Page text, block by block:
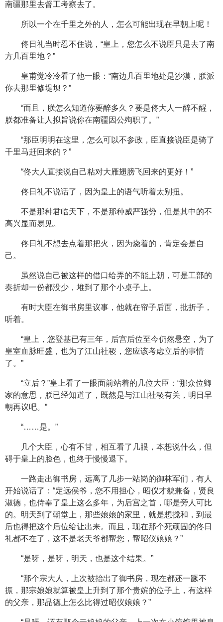
南疆那里去督工考察去了。
所以一个在千里之外的人，怎么可能出现在早朝上呢！
佟日礼当时忍不住说，“皇上，您怎么不说臣只是去了南
方几百里地？”
皇甫觉冷冷看了他一眼：“南边几百里地处是沙漠，朕派
你去那里修堤坝？”
“而且，朕怎么知道你要醉多久？要是佟大人一醉不醒，
朕都准备让人拟旨说你在南疆因公殉职了。”
“那臣明明在这里，怎么可以不参政，臣直接说臣是骑了
千里马赶回来的？”
“佟大人直接说自己粘对大雁翅膀飞回来的更好！”
佟日礼不说话了，因为皇上的语气听着太别扭。
不是那种君临天下，不是那种威严强势，但是其中的不
高兴显而易见。
佟日礼不想去点着那把火，因为烧着的，肯定会是自
己。
虽然说自己被这样的借口给弄的不能上朝，可是工部的
奏折却一份都没少，堆到了那个小桌子上。
有时大臣在御书房里议事，他就在帘子后面，批折子，
听着。
“皇上，您登基已有三年，后宫后位至今仍然悬空，为了
皇室血脉旺盛，也为了江山社稷，您应该考虑立后的事情
了。”
“立后？”皇上看了一眼面前站着的几位大臣：“那众位卿
家的意思，朕已经知道了，既然是与江山社稷有关，明日早
朝再议吧。”
“……是。”
几个大臣，心有不甘，相互看了几眼，本想说什么，但
碍于皇上的脸色，也终于慢慢退下。
一路走出御书房，远离了几步一站岗的御林军们，有人
开始说话了：“定远侯爷，您不用担心，昭仪才貌兼备，贤良
淑德，也侍奉了皇上这么多年，为后宫之首，哪是旁人可比
的。明天到了朝堂上，那些娘娘的家里，就是想搅和，到最
后也得把这个后位给让出来。而且，现在那个死顽固的佟日
礼都不在了，这不是老天爷都帮您，帮昭仪娘娘？”
“是呀，是呀，明天，也是这个结果。”
“那个宗大人，上次被抬出了御书房，现在都还一蹶不
振，那宗娘娘就算被皇上升到了那个贵嫔的位子上，有这样
的父亲，那品德上怎么比得过昭仪娘娘？”